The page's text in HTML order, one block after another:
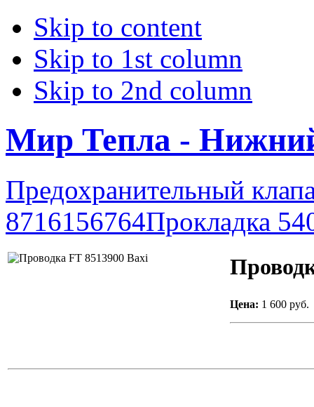
Skip to content
Skip to 1st column
Skip to 2nd column
Мир Тепла -
Предохранительный
8716156764Прокладка
Цена: 1 600 руб.